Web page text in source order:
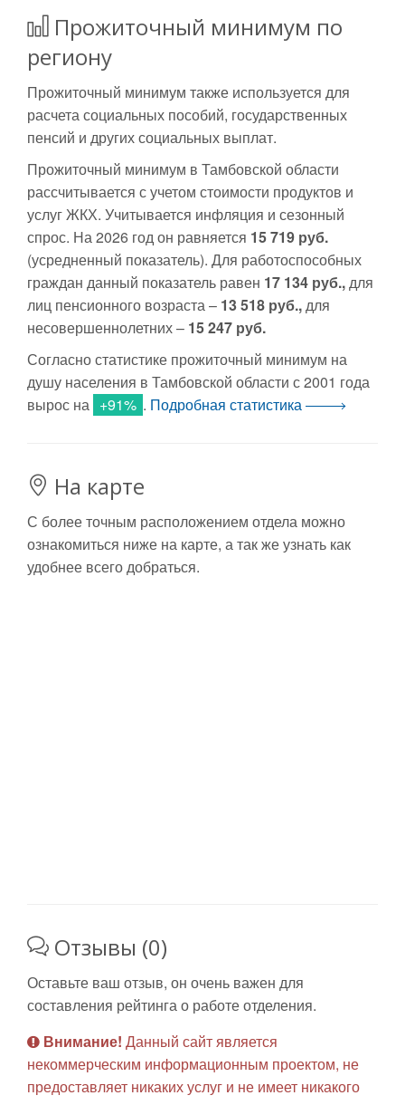
Прожиточный минимум по
региону
Прожиточный минимум также используется для
расчета социальных пособий, государственных
пенсий и других социальных выплат.
Прожиточный минимум в Тамбовской области
рассчитывается с учетом стоимости продуктов и
услуг ЖКХ. Учитывается инфляция и сезонный
спрос. На 2026 год он равняется 15 719 руб.
(усредненный показатель). Для работоспособных
граждан данный показатель равен 17 134 руб.,для
лиц пенсионного возраста – 13 518 руб.,для
несовершеннолетних – 15 247 руб.
Согласно статистике прожиточный минимум на
душу населения в Тамбовской области с 2001 года
вырос на +91% . Подробная статистика
На карте
С более точным расположением отдела можно
ознакомиться ниже на карте, а так же узнать как
удобнее всего добраться.
Отзывы (0)
Оставьте ваш отзыв, он очень важен для
составления рейтинга о работе отделения.
Внимание! Данный сайт является
некоммерческим информационным проектом, не
предоставляет никаких услуг и не имеет никакого